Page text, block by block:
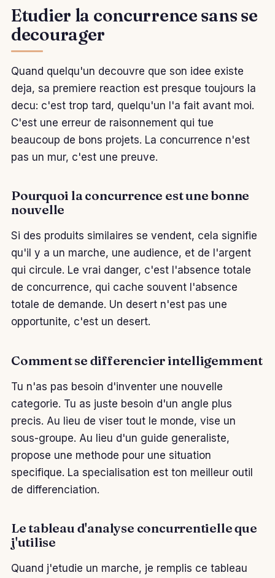
Etudier la concurrence sans se
decourager
Quand quelqu'un decouvre que son idee existe
deja, sa premiere reaction est presque toujours la
decu: c'est trop tard, quelqu'un l'a fait avant moi.
C'est une erreur de raisonnement qui tue
beaucoup de bons projets. La concurrence n'est
pas un mur, c'est une preuve.
Pourquoi la concurrence est une bonne
nouvelle
Si des produits similaires se vendent, cela signifie
qu'il y a un marche, une audience, et de l'argent
qui circule. Le vrai danger, c'est l'absence totale
de concurrence, qui cache souvent l'absence
totale de demande. Un desert n'est pas une
opportunite, c'est un desert.
Comment se differencier intelligemment
Tu n'as pas besoin d'inventer une nouvelle
categorie. Tu as juste besoin d'un angle plus
precis. Au lieu de viser tout le monde, vise un
sous-groupe. Au lieu d'un guide generaliste,
propose une methode pour une situation
specifique. La specialisation est ton meilleur outil
de differenciation.
Le tableau d'analyse concurrentielle que
j'utilise
Quand j'etudie un marche, je remplis ce tableau